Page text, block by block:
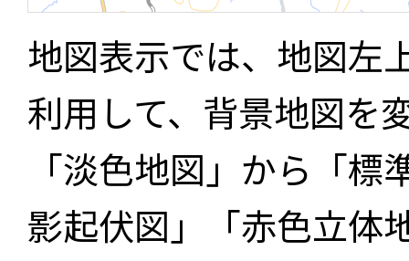
地図表示では、地図左
利用して、背景地図を
「淡色地図」から「
影起伏図」「赤色立体